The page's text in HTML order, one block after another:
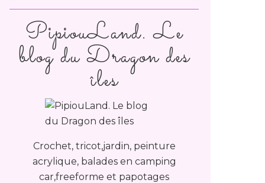
PipiouLand. Le
blog du Dragon des
îles
Crochet, tricot,jardin, peinture
acrylique, balades en camping
car,freeforme et papotages